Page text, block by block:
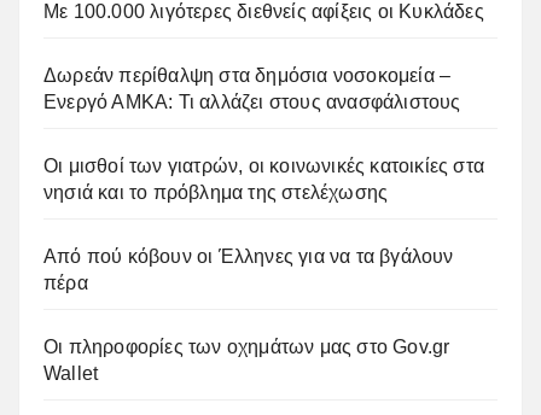
Με 100.000 λιγότερες διεθνείς αφίξεις οι Κυκλάδες
Δωρεάν περίθαλψη στα δημόσια νοσοκομεία –
Ενεργό ΑΜΚΑ: Τι αλλάζει στους ανασφάλιστους
Οι μισθοί των γιατρών, οι κοινωνικές κατοικίες στα
νησιά και το πρόβλημα της στελέχωσης
Από πού κόβουν οι Έλληνες για να τα βγάλουν
πέρα
Οι πληροφορίες των οχημάτων μας στο Gov.gr
Wallet